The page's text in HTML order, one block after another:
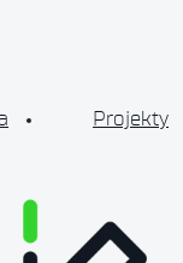
Projekty